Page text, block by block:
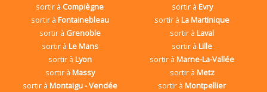
sortir à Compiègne sortir à Evry
sortir à Fontainebleau sortir àLa Martinique
sortir à Grenoble sortir àLaval
sortir à Le Mans sortir àLille
sortir à Lyon sortir àMarne-La-Vallée
sortir à Massy sortir à Metz
sortir à Montaigu - Vendée sortir àMontpellier